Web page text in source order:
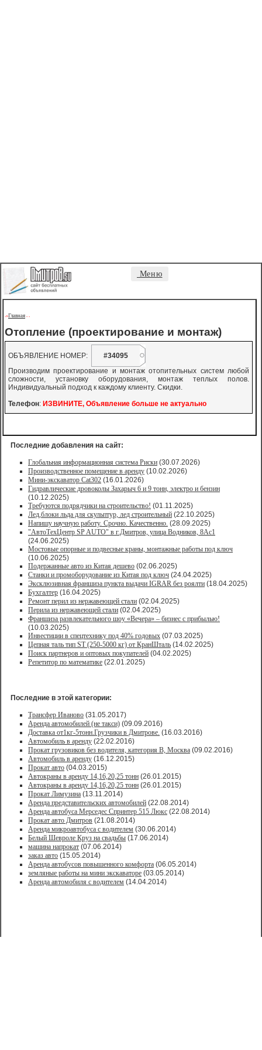
Меню
->Главная - -
Отопление (проектирование и монтаж)
ОБЪЯВЛЕНИЕ НОМЕР:
#34095
Производим проектирование и монтаж отопительных систем любой
сложности, установку оборудования, монтаж теплых полов.
Индивидуальный подход к каждому клиенту. Скидки.
Телефон: ИЗВИНИТЕ, Объявление больше не актуально
Последние добавления на сайт:
Глобальная информационная система Риски (30.07.2026)
Производственное помещение в аренду (10.02.2026)
Мини-экскаватор Cat302 (16.01.2026)
Гидравлические дровоколы Захарыч 6 и 9 тонн, электро и бензин
(10.12.2025)
Требуются подрядчики на строительство! (01.11.2025)
Лед,блоки льда для скульптур, лед строительный (22.10.2025)
Напишу научную работу. Срочно. Качественно. (28.09.2025)
"АвтоТехЦентр SP AUTO" в г.Дмитров, улица Водников, 8Ас1
(24.06.2025)
Мостовые опорные и подвесные краны, монтажные работы под ключ
(10.06.2025)
Подержанные авто из Китая дешево (02.06.2025)
Станки и промоборудование из Китая под ключ (24.04.2025)
Эксклюзивная франшиза пункта выдачи IGRAR без роялти (18.04.2025)
Бухгалтер (16.04.2025)
Ремонт перил из нержавеющей стали (02.04.2025)
Перила из нержавеющей стали (02.04.2025)
Франшиза развлекательного шоу «Вечера» – бизнес с прибылью!
(10.03.2025)
Инвестиции в спецтехнику под 40% годовых (07.03.2025)
Цепная таль тип ST (250-5000 кг) от КранШталь (14.02.2025)
Поиск партнеров и оптовых покупателей (04.02.2025)
Репетитор по математике (22.01.2025)
Последние в этой категории:
Трансфер Иваново (31.05.2017)
Аренда автомобилей (не такси) (09.09.2016)
Доставка от1кг-5тонн.Грузчики в Дмитрове. (16.03.2016)
Автомобиль в аренду (22.02.2016)
Прокат грузовиков без водителя, категория В, Москва (09.02.2016)
Автомобиль в аренду (16.12.2015)
Прокат авто (04.03.2015)
Автокраны в аренду 14,16,20,25 тонн (26.01.2015)
Автокраны в аренду 14,16,20,25 тонн (26.01.2015)
Прокат Лимузина (13.11.2014)
Аренда представительских автомобилей (22.08.2014)
Аренда автобуса Мерседес Спринтер 515 Люкс (22.08.2014)
Прокат авто Дмитров (21.08.2014)
Аренда микроавтобуса с водителем (30.06.2014)
Белый Шевроле Круз на свадьбы (17.06.2014)
машина напрокат (07.06.2014)
заказ авто (15.05.2014)
Аренда автобусов повышенного комфорта (06.05.2014)
земляные работы на мини экскаваторе (03.05.2014)
Аренда автомобиля с водителем (14.04.2014)